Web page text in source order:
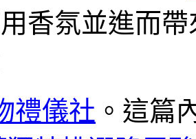
香氛並進而
禮儀社 。這篇